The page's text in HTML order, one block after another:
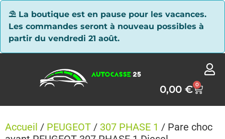
⛱ La boutique est en pause pour les vacances.
Les commandes seront à nouveau possibles à
partir du vendredi 21 août.
0,00€ 0
Accueil / PEUGEOT / 307 PHASE 1 / Pare choc
Panneau de gestion des cookies